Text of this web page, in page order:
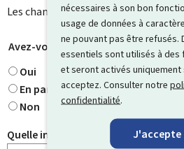
nécessaires à son bon
usage de données à
ne pouvant pas être refusés.
essentiels sont utilisés à
et seront activés uniquement
acceptez. Consulter notre
confidentialité.
J'accepte
Les champs marqués d’une étoile ( *
Avez-vous trouvé ce que vous
Oui
En partie
Non
Quelle information cherchiez-vous ?